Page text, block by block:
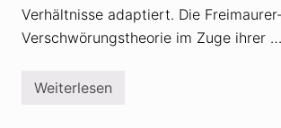
a
i
n
f
l
s
s
Verhältnisse adaptiert. Die Freimaurer-
Verschwörungstheorie im Zuge ihrer …
V
Weiterlesen